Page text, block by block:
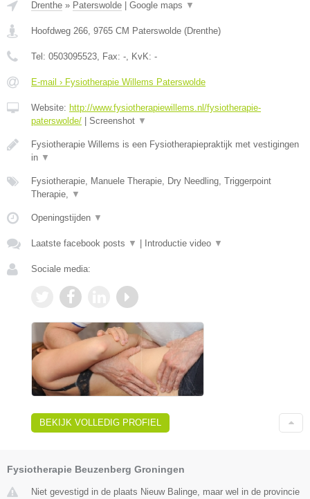
Drenthe » Paterswolde Google maps ▼
Hoofdweg 266, 9765 CM Paterswolde (Drenthe)
Tel: 0503095523, Fax: -, KvK: -
E-mail › Fysiotherapie Willems Paterswolde
Website: http://www.fysiotherapiewillems.nl/fysiotherapie-
paterswolde/
Screenshot ▼
Fysiotherapie Willems is een Fysiotherapiepraktijk met vestigingen
in ▼
Fysiotherapie, Manuele Therapie, Dry Needling, Triggerpoint
Therapie, ▼
Openingstijden ▼
Laatste facebook posts ▼ Introductie video ▼
Sociale media:
BEKIJK VOLLEDIG PROFIEL
Fysiotherapie Beuzenberg Groningen
Niet gevestigd in de plaats Nieuw Balinge, maar wel in de provincie